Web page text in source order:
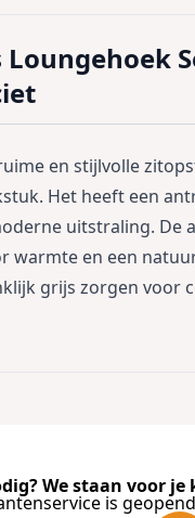
Loungehoek
en stijlvolle
Het heeft een
uitstraling. De
warmte en een
grijs zorgen voor
We staan voor je
is